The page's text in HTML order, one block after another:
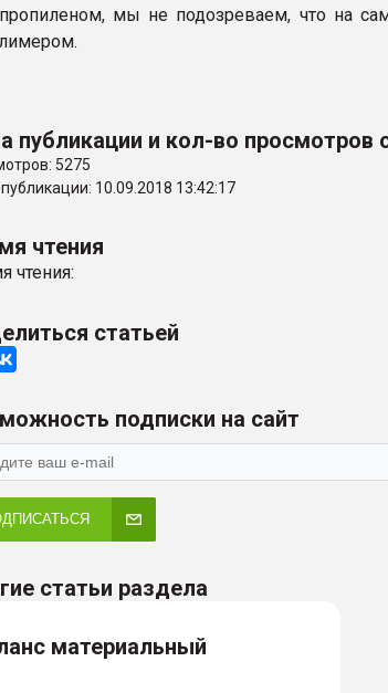
мы не подозреваем, что на
публикации и кол-во просмотров
5275
10.09.2018 13:42:17
чтения
чтения:
статьей
подписки на сайт
статьи раздела
материальный